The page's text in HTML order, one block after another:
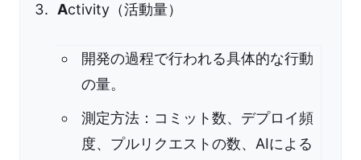
Activity（活動量）
開発の過程で行われる具体的な行動
の量。
測定方法：コミット数、デプロイ頻
度、プルリクエストの数、AIによる